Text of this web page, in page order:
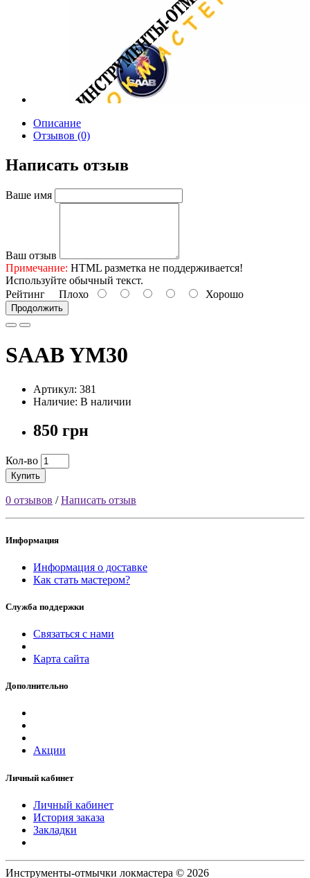
Описание
Отзывов (0)
Написать отзыв
Ваше имя
Ваш отзыв
Примечание: HTML разметка не поддерживается!
Используйте обычный текст.
Рейтинг Плохо Хорошо
Продолжить
SAAB YM30
Артикул: 381
Наличие: В наличии
850 грн
Кол-во
Купить
0 отзывов /Написать отзыв
Информация
Информация о доставке
Как стать мастером?
Служба поддержки
Связаться с нами
Карта сайта
Дополнительно
Акции
Личный кабинет
Личный кабинет
История заказа
Закладки
Инструменты-отмычки локмастера © 2026